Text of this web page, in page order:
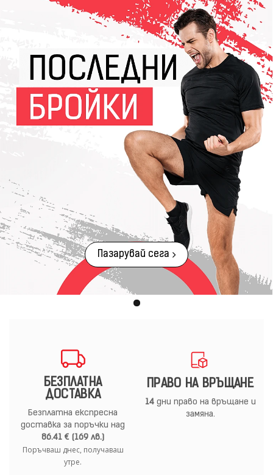
Пазарувай сега
БЕЗПЛАТНА
ДОСТАВКА
Безплатна експресна
доставка за поръчки над
86.41 € (169 лв.)
Поръчваш днес, получаваш
утре.
ПРАВО НА ВРЪЩАНЕ
14дни право на връщане и
замяна.